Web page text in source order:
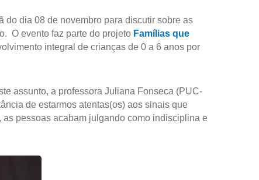
do dia 08 de novembro para discutir sobre as
O evento faz parte do projeto Famílias que
integral de crianças de 0 a 6 anos por
assunto, a professora Juliana Fonseca (PUC-
de estarmos atentas(os) aos sinais que
pessoas acabam julgando como indisciplina e